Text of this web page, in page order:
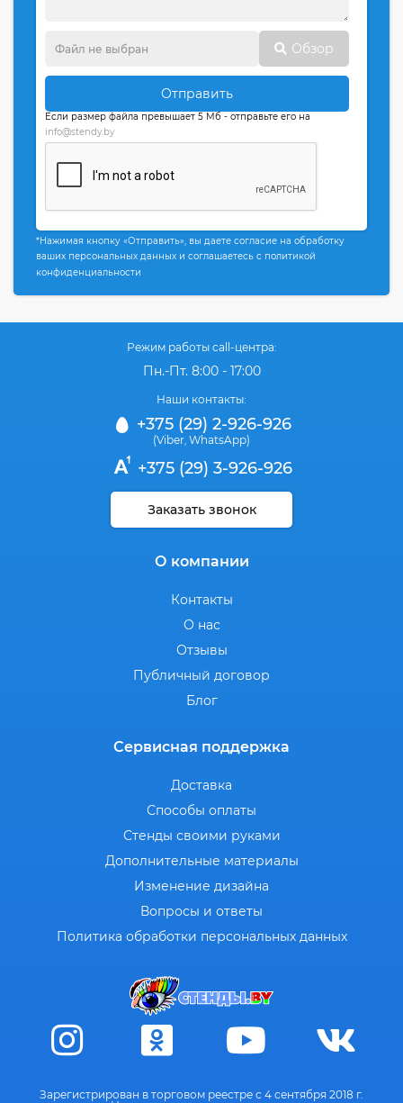
Обзор
Отправить
Если размер файла превышает 5 Мб - отправьте его на
info@stendy.by
*Нажимая кнопку «Отправить», вы даете согласие на обработку
ваших персональных данных и соглашаетесь с политикой
конфиденциальности
Режим работы call-центра:
Пн.-Пт. 8:00 - 17:00
Наши контакты:
+375 (29) 2-926-926
(Viber WhatsApp)
+375 (29) 3-926-926
Заказать звонок
О компании
Контакты
О нас
Отзывы
Публичный договор
Блог
Сервисная поддержка
Доставка
Способы оплаты
Стенды своими руками
Дополнительные материалы
Изменение дизайна
Вопросы и ответы
Политика обработки персональных данных
Зарегистрирован в торговом реестре с 4 сентября 2018 г.